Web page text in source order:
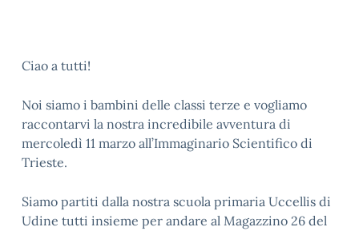
Ciao a tutti!
Noi siamo i bambini delle classi terze e vogliamo
raccontarvi la nostra incredibile avventura di
mercoledì 11 marzo all’Immaginario Scientifico di
Trieste.
Siamo partiti dalla nostra scuola primaria Uccellis di
Udine tutti insieme per andare al Magazzino 26 del